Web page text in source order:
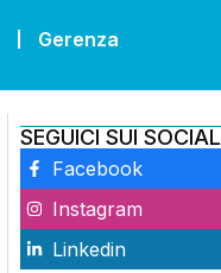
Gerenza
SEGUICI SUI SOCIAL
Facebook
Instagram
Linkedin